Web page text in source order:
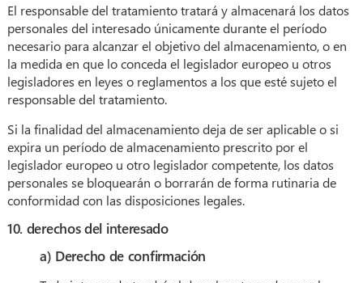
El responsable del tratamiento tratará y almacenará los datos
personales del interesado únicamente durante el período
necesario para alcanzar el objetivo del almacenamiento, o en
la medida en que lo conceda el legislador europeo u otros
legisladores en leyes o reglamentos a los que esté sujeto el
responsable del tratamiento.
Si la finalidad del almacenamiento deja de ser aplicable o si
expira un período de almacenamiento prescrito por el
legislador europeo u otro legislador competente, los datos
personales se bloquearán o borrarán de forma rutinaria de
conformidad con las disposiciones legales.
10. derechos del interesado
a) Derecho de confirmación